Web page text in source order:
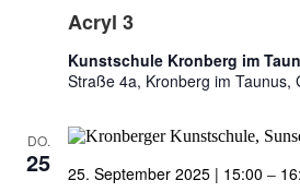
Acryl 3
Kunstschule Kronberg im
Straße 4a, Kronberg im Taunus,
DO.
25 25. September 2025 | 15:00 –